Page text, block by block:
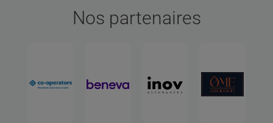
Nos partenaires